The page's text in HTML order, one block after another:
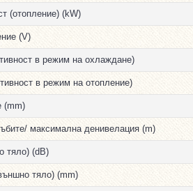
(отопление) (kW)
(V)
в режим на охлаждане)
в режим на отопление)
(mm)
максимална денивелация (m)
тяло) (dB)
тяло) (mm)